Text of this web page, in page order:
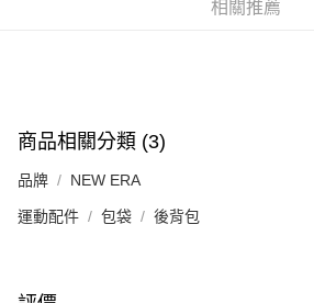
相關推薦
商品相關分類 (3)
品牌 NEW ERA
運動配件 包袋 後背包